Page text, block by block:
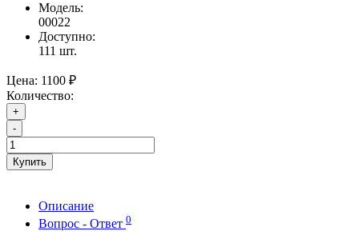
Модель:
00022
Доступно:
111 шт.
Цена: 1100 ₽
Количество:
+
-
Купить
Описание
Вопрос - Ответ 0